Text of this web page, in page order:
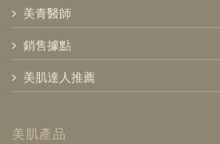
美青醫師
銷售據點
美肌達人推薦
美肌產品